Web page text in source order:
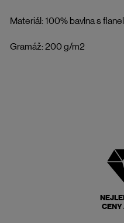
Materiál: 100% bavlna s
Gramáž: 200 g/m2
CENY